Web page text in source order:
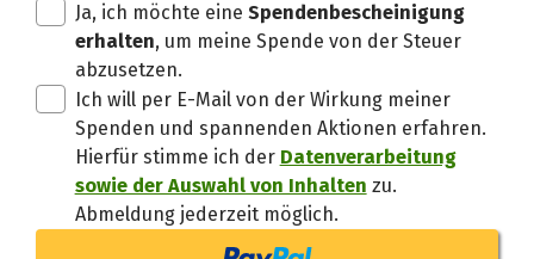
Ja, ich möchte eine Spendenbescheinigung
erhalten, um meine Spende von der Steuer
abzusetzen.
Ich will per E-Mail von der Wirkung meiner
Spenden und spannenden Aktionen erfahren.
Hierfür stimme ich der Datenverarbeitung
sowie der Auswahl von Inhalten zu.
Abmeldung jederzeit möglich.